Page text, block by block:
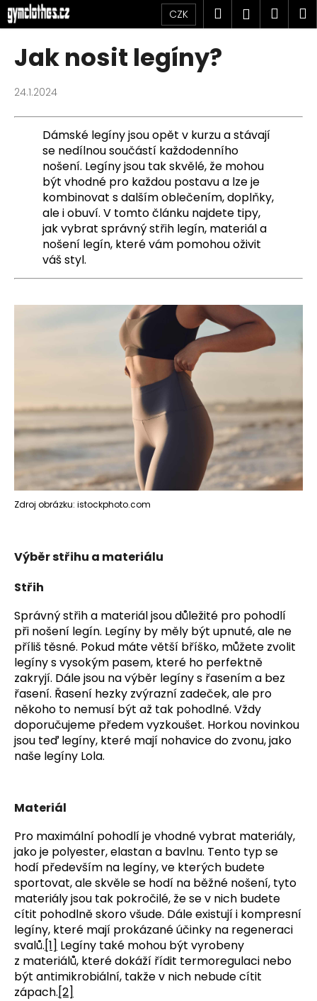
Přejít
na
obsah
CZK Hledat
Jak nosit legíny?
24.1.2024
Dámské legíny jsou opět v kurzu a stávají
se nedílnou součástí každodenního
nošení. Legíny jsou tak skvělé, že mohou
být vhodné pro každou postavu a lze je
kombinovat s dalším oblečením, doplňky,
ale i obuví. V tomto článku najdete tipy,
jak vybrat správný střih legín, materiál a
nošení legín, které vám pomohou oživit
váš styl.
Zdroj obrázku: istockphoto.com
Výběr střihu a materiálu
Střih
Správný střih a materiál jsou důležité pro pohodlí
při nošení legín. Legíny by měly být upnuté, ale ne
příliš těsné. Pokud máte větší bříško, můžete zvolit
legíny s vysokým pasem, které ho perfektně
zakryjí. Dále jsou na výběr legíny s řasením a bez
řasení. Řasení hezky zvýrazní zadeček, ale pro
někoho to nemusí být až tak pohodlné. Vždy
doporučujeme předem vyzkoušet. Horkou novinkou
jsou teď legíny, které mají nohavice do zvonu, jako
naše legíny Lola.
Materiál
Pro maximální pohodlí je vhodné vybrat materiály,
jako je polyester, elastan a bavlnu. Tento typ se
hodí především na legíny, ve kterých budete
sportovat, ale skvěle se hodí na běžné nošení, tyto
materiály jsou tak pokročilé, že se v nich budete
cítit pohodlně skoro všude. Dále existují i kompresní
legíny, které mají prokázané účinky na regeneraci
svalů.[1] Legíny také mohou být vyrobeny
z materiálů, které dokáží řídit termoregulaci nebo
být antimikrobiální, takže v nich nebude cítit
zápach.[2]
K
o
o
p
t
e
?
HLEDAT
o
o
u
č
u
j
e
m
e